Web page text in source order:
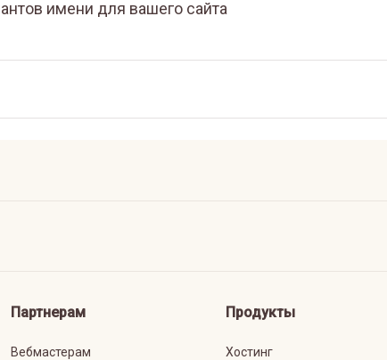
имени для вашего сайта
Партнерам
Вебмастерам
Продукты
Хостинг